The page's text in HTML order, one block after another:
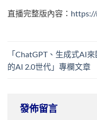
直播完整版內容：
「ChatGPT、生成式AI
的AI 2.0世代」專欄文章
發佈留言